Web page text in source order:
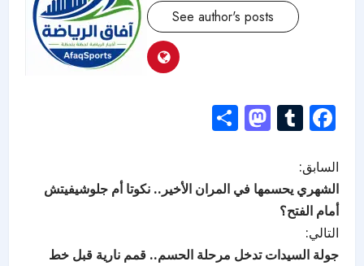
See author's posts
Facebook
Tumblr
Mastodon
السابق:
الشهري يحسمها في المران الأخير.. نكوتا أم جلوشيفيتش
أمام الفتح؟
التالي:
جولة السيدات تدخل مرحلة الحسم.. قمم نارية قبل خط